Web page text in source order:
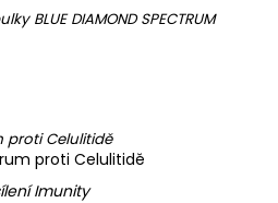
BLUE DIAMOND SPECTRUM
proti Celulitidě
Imunity